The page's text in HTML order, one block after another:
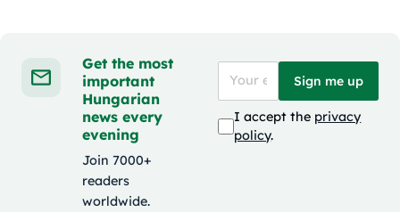
Get the most
important
Hungarian
news every
evening
Join 7000+
readers
worldwide.
Sign me up
I accept the privacy
policy.